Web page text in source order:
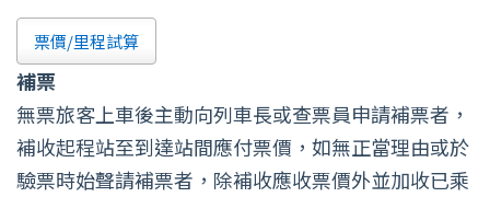
票價/里程試算
補票
無票旅客上車後主動向列車長或查票員申請補票者，
補收起程站至到達站間應付票價，如無正當理由或於
驗票時始聲請補票者，除補收應收票價外並加收已乘